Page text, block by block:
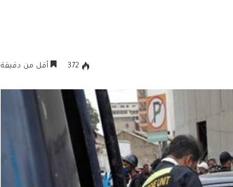
372 أقل من دقيقة